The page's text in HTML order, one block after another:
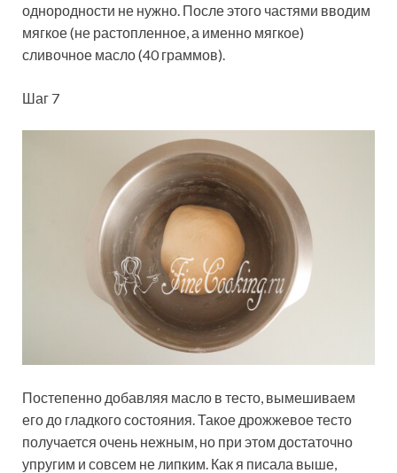
однородности не нужно. После этого частями вводим
мягкое (не растопленное, а именно мягкое)
сливочное масло (40 граммов).
Шаг 7
Постепенно добавляя масло в тесто, вымешиваем
его до гладкого состояния. Такое дрожжевое тесто
получается очень нежным, но при этом достаточно
упругим и совсем не липким. Как я писала выше,